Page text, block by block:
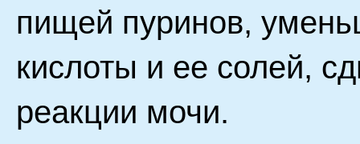
пищей пуринов,
кислоты и ее солей,
реакции мочи.